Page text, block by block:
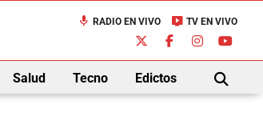
mic RADIO EN VIVO live_tv TV EN VIVO
Salud Tecno Edictos
BUSCAR